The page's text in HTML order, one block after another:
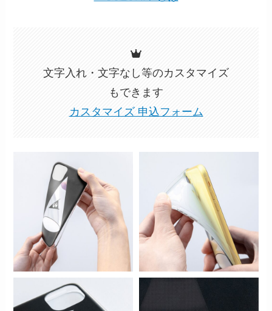
文字入れ・文字なし等のカスタマイズ
もできます
カスタマイズ 申込フォーム